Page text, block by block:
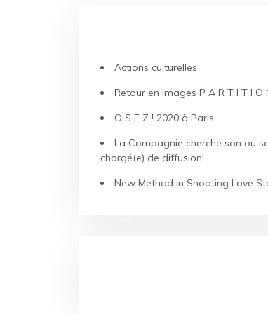
Actions culturelles
Retour en images P A R T I T I O
O S E Z ! 2020 à Paris
La Compagnie cherche son ou
chargé(e) de diffusion!
New Method in Shooting Love